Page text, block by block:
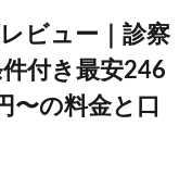
ビュー｜診察
付き最安246
〜の料金と口